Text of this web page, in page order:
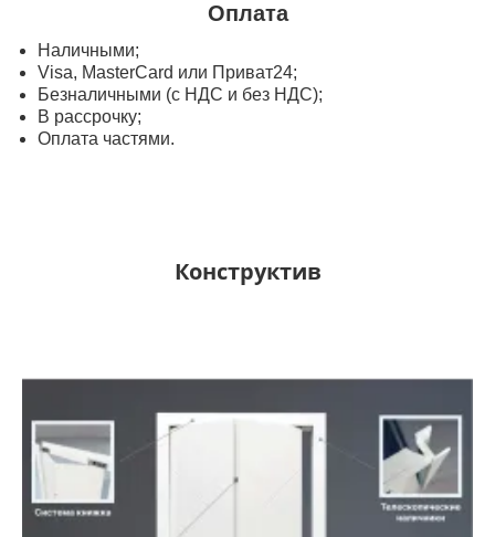
Оплата
Наличными;
Visa, MasterСard или Приват24;
Безналичными (с НДС и без НДС);
В рассрочку;
Оплата частями.
Конструктив